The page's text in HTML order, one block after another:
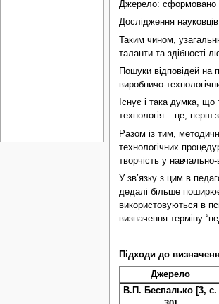
Джерело: сформовано
Дослідження
Таким чином,
таланти та здібності
Пошуки відповідей на
виробничо-
Існує і така думка,
технологія – це, перш
Разом із тим,
технологічних
творчість у
У зв’язку з цим в
дедалі більше
використовуються в
визначення терміну
Підходи до
Джерело
В.П. Беспалько [3, с.